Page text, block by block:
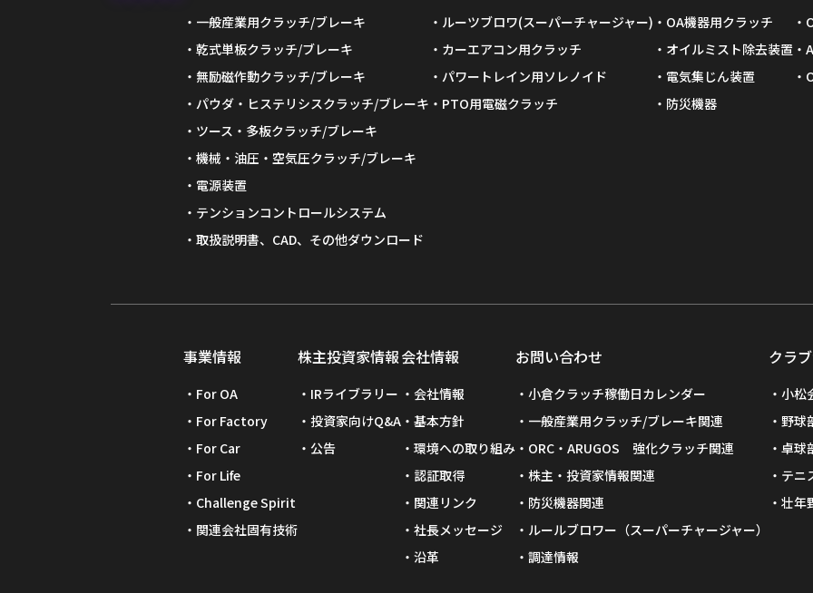
一般産業用クラッチ/ブレーキ
乾式単板クラッチ/ブレーキ
無励磁作動クラッチ/ブレーキ
パウダ・ヒステリシスクラッチ/ブレーキ
ツース・多板クラッチ/ブレーキ
機械・油圧・空気圧クラッチ/ブレーキ
電源装置
テンションコントロールシステム
取扱説明書、CAD、その他ダウンロード
ルーツブロワ(スーパーチャージャー)
カーエアコン用クラッチ
パワートレイン用ソレノイド
PTO用電磁クラッチ
OA機器用クラッチ
オイルミスト除去装置
電気集じん装置
防災機器
事業情報
For OA
For Factory
For Car
For Life
Challenge Spirit
関連会社固有技術
株主投資家情報
IRライブラリー
投資家向けQ&A
公告
会社情報
会社情報
基本方針
環境への取り組み
認証取得
関連リンク
社長メッセージ
沿革
お問い合わせ
小倉クラッチ稼働日カレンダー
一般産業用クラッチ/ブレーキ関連
ORC・ARUGOS 強化クラッチ関連
株主・投資家情報関連
防災機器関連
ルールブロワー（スーパーチャージャー）
調達情報
クラ
小松
野球
卓球
テニ
壮年